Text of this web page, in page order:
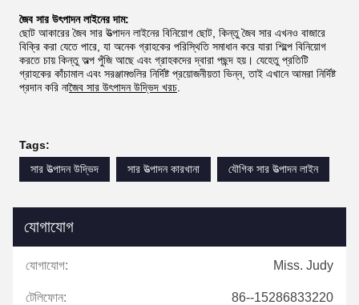
জৈব সার উৎপাদন লাইনের দাম:
ছোট আকারের জৈব সার উত্পাদন লাইনের বিনিয়োগ ছোট, কিন্তু জৈব সার এখনও বাজারে
বিক্রি করা যেতে পারে, যা অনেক গ্রাহকের পরিস্থিতি সমাধান করে যারা শিল্পে বিনিয়োগ
করতে চায় কিন্তু অল্প পুঁজি আছে এবং গ্রাহকদের দ্বারা পছন্দ হয়। যেহেতু প্রতিটি
গ্রাহকের কাঁচামাল এবং সরঞ্জামগুলির নির্দিষ্ট প্রয়োজনীয়তা ভিন্ন, তাই এখানে আমরা নির্দিষ্ট
প্রদান করি নাজৈব সার উৎপাদন উদ্ভিদ খরচ
Tags:
সার উত্পাদন উদ্ভিদ
সার উত্পাদন কারখানা যৌগিক সার উত্পাদন লাইন
যোগাযোগ
যোগাযোগ: Miss. Judy
টেলিফোন: 86--15286833220